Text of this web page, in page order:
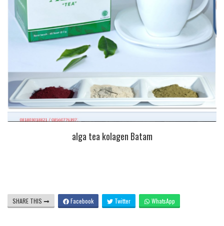
alga tea kolagen Batam
SHARE THIS Facebook Twitter WhatsApp